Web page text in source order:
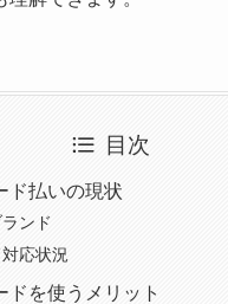
目次
ド払いの現状
ンド
応状況
ドを使うメリット